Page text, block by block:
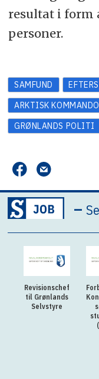
resultat i form
personer.
SAMFUND
ARKTISK KOMMANDO
GRØNLANDS POLITI
–
Revisionschef
til Grønlands
Selvstyre